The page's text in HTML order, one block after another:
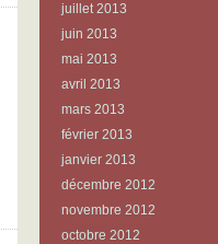
juillet 2013
juin 2013
mai 2013
avril 2013
mars 2013
février 2013
janvier 2013
décembre 2012
novembre 2012
octobre 2012